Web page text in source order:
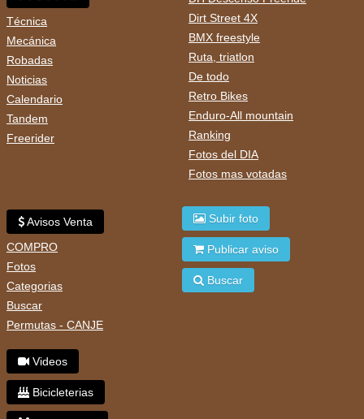
Técnica
Mecánica
Robadas
Noticias
Calendario
Tandem
Freerider
Dirt Street 4X
BMX freestyle
Ruta, triatlon
De todo
Retro Bikes
Enduro-All mountain
Ranking
Fotos del DIA
Fotos mas votadas
Avisos Venta
COMPRO
Fotos
Categorias
Buscar
Permutas - CANJE
Videos
Bicicleterias
Subir foto
Publicar aviso
Buscar